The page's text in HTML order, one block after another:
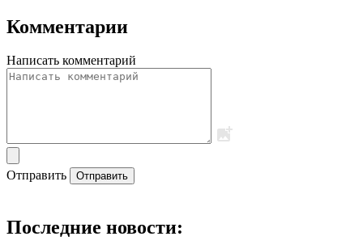
Комментарии
Написать комментарий
Отправить Отправить
Последние новости: